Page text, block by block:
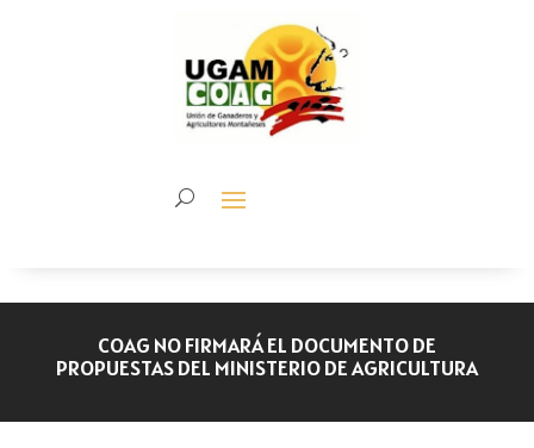
COAG NO FIRMARÁ EL DOCUMENTO DE
PROPUESTAS DEL MINISTERIO DE AGRICULTURA